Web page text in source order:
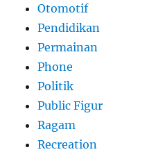
Otomotif
Pendidikan
Permainan
Phone
Politik
Public Figur
Ragam
Recreation